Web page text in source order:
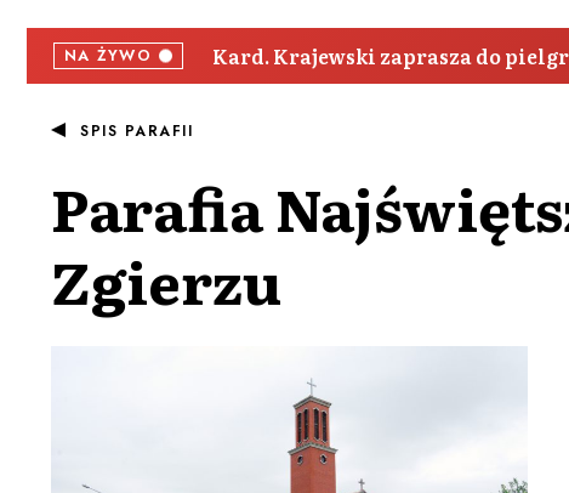
NA ŻYWO Kard. Krajewski zaprasza do
SPIS PARAFII
Parafia
Zgierzu